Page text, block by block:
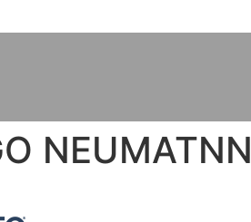
NEUMATNN